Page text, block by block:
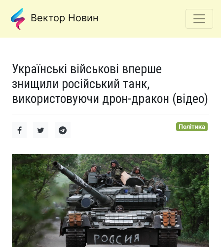
Вектор Новин
Українські військові вперше
знищили російський танк,
використовуючи дрон-дракон (відео)
Політика